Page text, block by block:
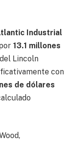
Industrial
13.1 millones
Lincoln
con
de dólares